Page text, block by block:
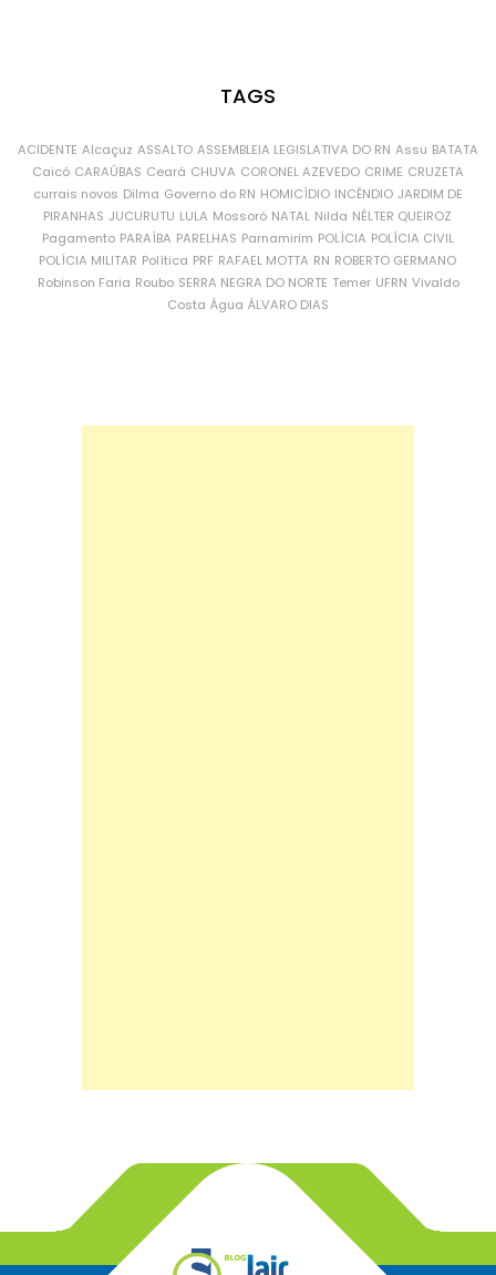
TAGS
ACIDENTE Alcaçuz ASSALTO ASSEMBLEIA LEGISLATIVA DO RN Assu BATATA
Caicó CARAÚBAS Ceará CHUVA CORONEL AZEVEDO CRIME CRUZETA
currais novos Dilma Governo do RN HOMICÍDIO INCÊNDIO JARDIM DE
PIRANHAS JUCURUTU LULA Mossoró NATAL Nilda NÉLTER QUEIROZ
Pagamento PARAÍBA PARELHAS Parnamirim POLÍCIA POLÍCIA CIVIL
POLÍCIA MILITAR Política PRF RAFAEL MOTTA RN ROBERTO GERMANO
Robinson Faria Roubo SERRA NEGRA DO NORTE Temer UFRN Vivaldo
Costa Água ÁLVARO DIAS